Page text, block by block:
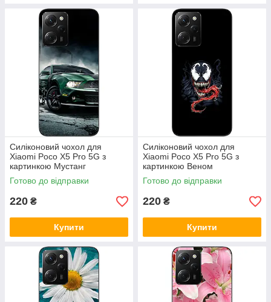
Силіконовий чохол для
Xiaomi Poco X5 Pro 5G з
картинкою Мустанг
Готово до відправки
220 ₴
Купити
Силіконовий чохол для
Xiaomi Poco X5 Pro 5G з
картинкою Веном
Готово до відправки
220 ₴
Купити